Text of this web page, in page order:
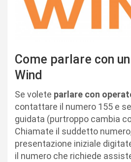
Come parlare con
Wind
Se volete parlare con
contattare il numero 155 e
guidata (purtroppo cambia
Chiamate il suddetto
presentazione iniziale
il numero che richiede